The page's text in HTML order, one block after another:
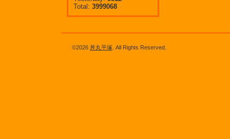
Total: 3999068
©2026 丼丸平塚 . All Rights Reserved.